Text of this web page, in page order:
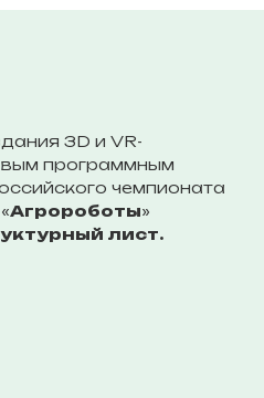
3D и VR-
программным
чемпионата
Агророботы»
лист.